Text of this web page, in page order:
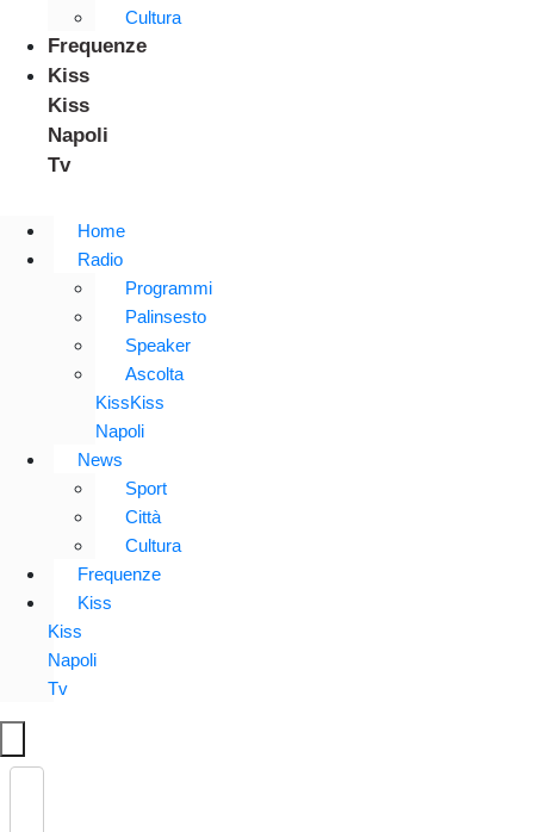
Cultura
Frequenze
Kiss
Kiss
Napoli
Tv
Home
Radio
Programmi
Palinsesto
Speaker
Ascolta
KissKiss
Napoli
News
Sport
Città
Cultura
Frequenze
Kiss
Kiss
Napoli
Tv